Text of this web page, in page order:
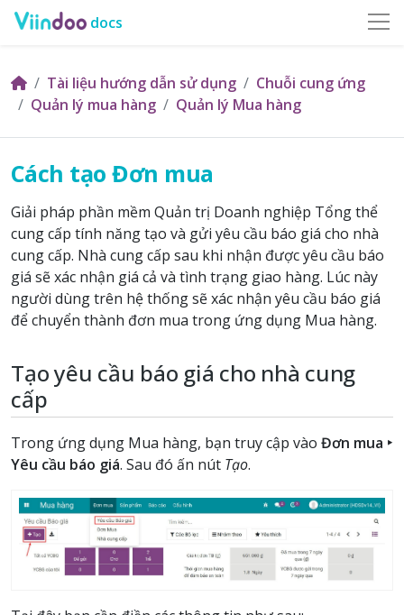
docs
Tài liệu hướng dẫn sử dụng
Chuỗi cung ứng
Quản lý mua hàng
Quản lý Mua hàng
Cách tạo Đơn mua
Giải pháp phần mềm Quản trị Doanh nghiệp Tổng thể
cung cấp tính năng tạo và gửi yêu cầu báo giá cho nhà
cung cấp. Nhà cung cấp sau khi nhận được yêu cầu báo
giá sẽ xác nhận giá cả và tình trạng giao hàng. Lúc này
người dùng trên hệ thống sẽ xác nhận yêu cầu báo giá
để chuyển thành đơn mua trong ứng dụng Mua hàng.
Tạo yêu cầu báo giá cho nhà cung
cấp
Trong ứng dụng Mua hàng, bạn truy cập vào Đơn mua ‣
Yêu cầu báo giá. Sau đó ấn nút Tạo.